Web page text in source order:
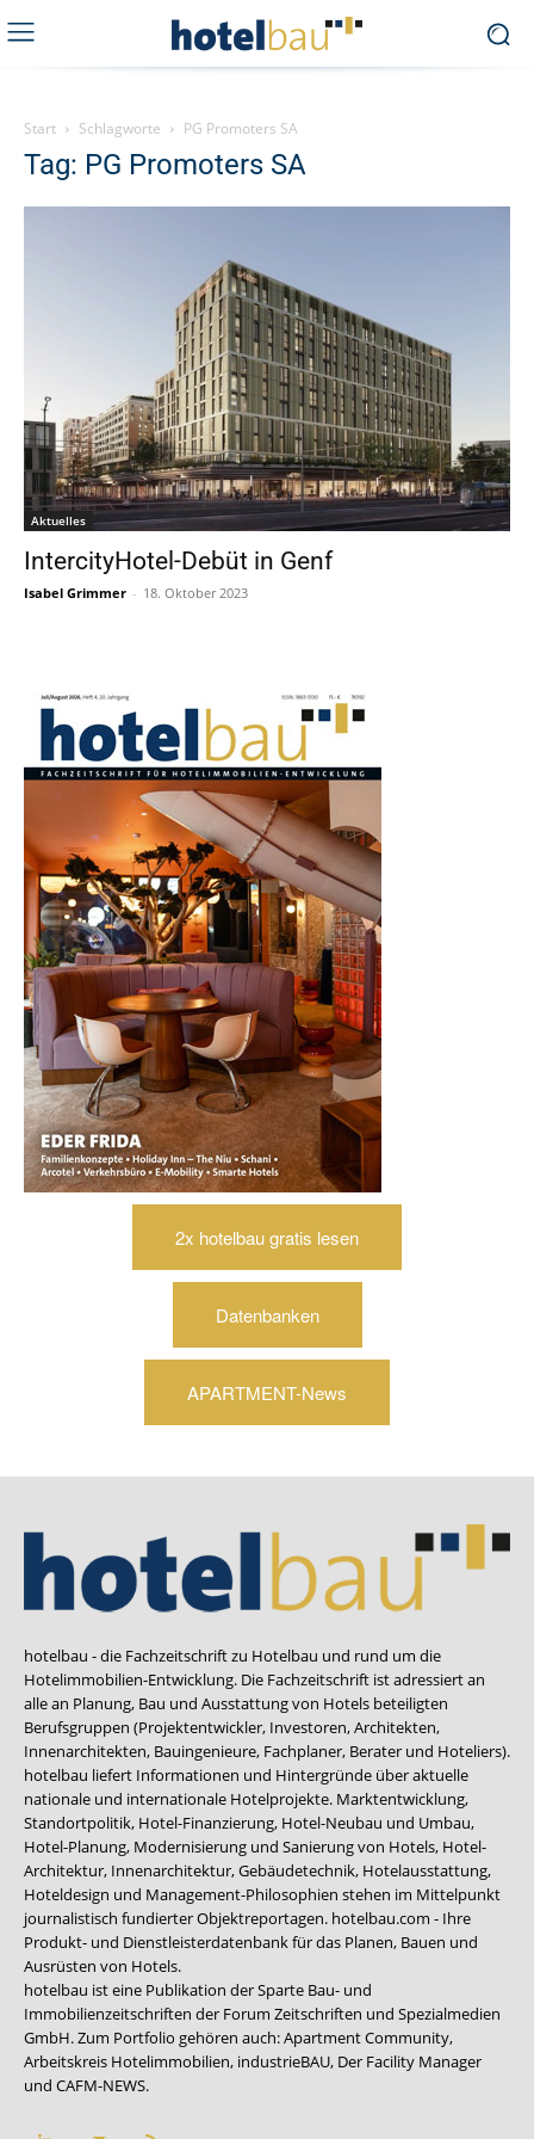
Start Schlagworte PG Promoters SA
Tag: PG Promoters SA
Aktuelles
IntercityHotel-Debüt in Genf
Isabel Grimmer - 18. Oktober 2023
2x hotelbau gratis lesen
Datenbanken
APARTMENT-News
hotelbau - die Fachzeitschrift zu Hotelbau und rund um die
Hotelimmobilien-Entwicklung. Die Fachzeitschrift ist adressiert an
alle an Planung, Bau und Ausstattung von Hotels beteiligten
Berufsgruppen (Projektentwickler, Investoren, Architekten,
Innenarchitekten, Bauingenieure, Fachplaner, Berater und Hoteliers).
hotelbau liefert Informationen und Hintergründe über aktuelle
nationale und internationale Hotelprojekte. Marktentwicklung,
Standortpolitik, Hotel-Finanzierung, Hotel-Neubau und Umbau,
Hotel-Planung, Modernisierung und Sanierung von Hotels, Hotel-
Architektur, Innenarchitektur, Gebäudetechnik, Hotelausstattung,
Hoteldesign und Management-Philosophien stehen im Mittelpunkt
journalistisch fundierter Objektreportagen. hotelbau.com - Ihre
Produkt- und Dienstleisterdatenbank für das Planen, Bauen und
Ausrüsten von Hotels.
hotelbau ist eine Publikation der Sparte Bau- und
Immobilienzeitschriften der Forum Zeitschriften und Spezialmedien
GmbH. Zum Portfolio gehören auch:Apartment Community,
Arbeitskreis Hotelimmobilien, industrieBAU, Der Facility Manager
und CAFM-NEWS.